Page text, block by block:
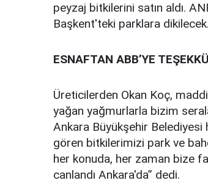
peyzaj bitkilerini satın aldı.
Başkent'teki parklara dikilecek.
ESNAFTAN ABB’YE
Üreticilerden Okan Koç,
yağan yağmurlarla bizim
Ankara Büyükşehir Belediyesi
gören bitkilerimizi park ve
her konuda, her zaman bize
canlandı Ankara'da” dedi.